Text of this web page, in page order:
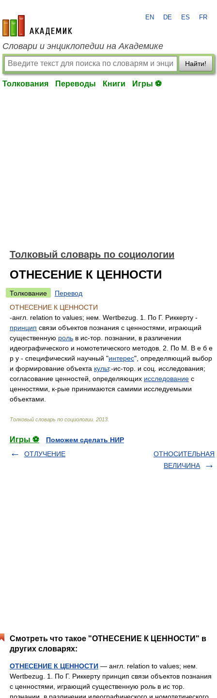
academic.ru
EN DE ES FR
Словари и энциклопедии на Академике
Найти!
Толкования Переводы Книги Игры ⚽
Толковый словарь по социологии
ОТНЕСЕНИЕ К ЦЕННОСТИ
Толкование
Перевод
ОТНЕСЕНИЕ К ЦЕННОСТИ
-англ. relation to values; нем. Wertbezug. 1. По Г. Риккерту -
принцип связи объектов познания с ценностями, играющий
существенную роль в ис-тор. познании, в различении
идеографического и номотетического методов. 2. По М. В е б е
p у - специфический научный "интерес", определяющий выбор
и формирование объекта культ.-ис-тор. и соц. исследования;
согласование ценностей, определяющих исследование с
ценностями, к-рые принимаются самими исследуемыми
объектами.
Толковый словарь по социологии 2013
Игры ⚽
Поможем сделать НИР
ОТЛУЧЕНИЕ
ОТНОСИТЕЛЬНАЯ
ВЕЛИЧИНА
Смотреть что такое "ОТНЕСЕНИЕ К ЦЕННОСТИ" в
других словарях:
ОТНЕСЕНИЕ К ЦЕННОСТИ — англ. relation to values; нем.
Wertbezug. 1. По Г. Риккерту принцип связи объектов познания
с ценностями, играющий существенную роль в ис тор.